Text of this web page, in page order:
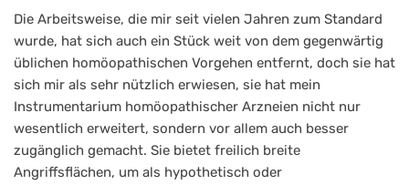
Die Arbeitsweise, die mir seit vielen Jahren zum Standard
wurde, hat sich auch ein Stück weit von dem gegenwärtig
üblichen homöopathischen Vorgehen entfernt, doch sie hat
sich mir als sehr nützlich erwiesen, sie hat mein
Instrumentarium homöopathischer Arzneien nicht nur
wesentlich erweitert, sondern vor allem auch besser
zugänglich gemacht. Sie bietet freilich breite
Angriffsflächen, um als hypothetisch oder